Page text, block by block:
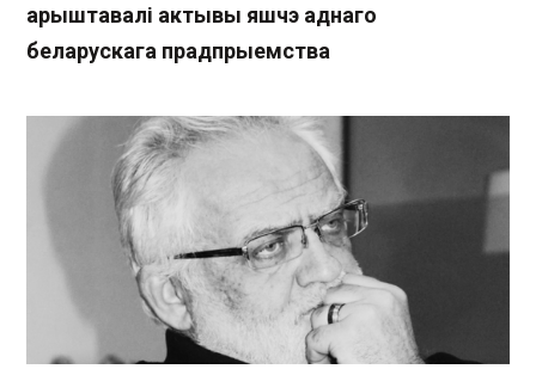
арыштавалі актывы яшчэ аднаго
беларускага прадпрыемства